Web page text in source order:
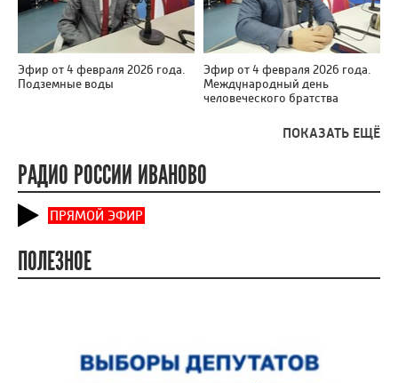
Эфир от 4 февраля 2026 года.
Подземные воды
Эфир от 4 февраля 2026 года.
Международный день
человеческого братства
ПОКАЗАТЬ ЕЩЁ
РАДИО РОССИИ ИВАНОВО
ПРЯМОЙ ЭФИР
ПОЛЕЗНОЕ